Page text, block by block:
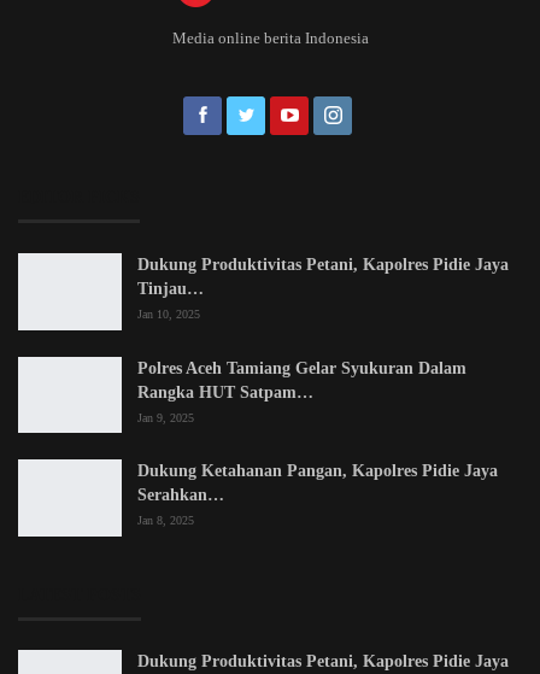
Media online berita Indonesia
Dukung Produktivitas Petani, Kapolres Pidie Jaya
Tinjau…
Jan 10, 2025
Polres Aceh Tamiang Gelar Syukuran Dalam
Rangka HUT Satpam…
Jan 9, 2025
Dukung Ketahanan Pangan, Kapolres Pidie Jaya
Serahkan…
Jan 8, 2025
Dukung Produktivitas Petani, Kapolres Pidie Jaya